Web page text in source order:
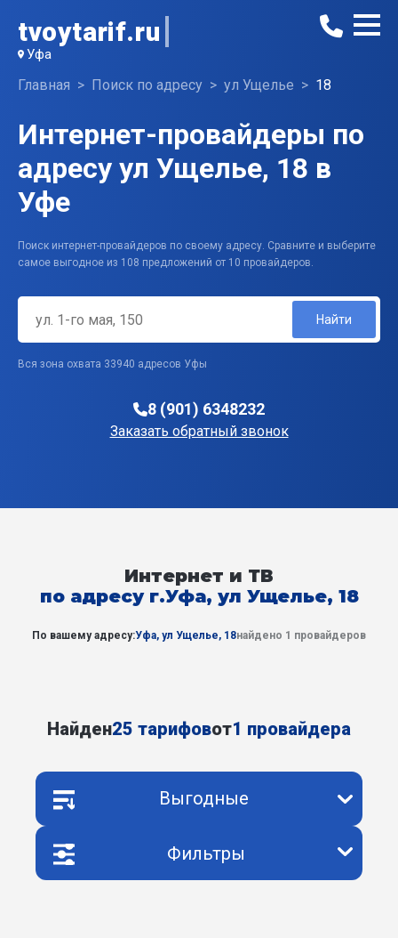
tvoytarif.ru
Уфа
Главная Поиск по адресу ул Ущелье 18
Интернет-провайдеры по
адресу ул Ущелье, 18 в
Уфе
Поиск интернет-провайдеров по своему адресу. Сравните и выберите
самое выгодное из 108 предложений от 10 провайдеров.
Найти
Вся зона охвата 33940 адресов Уфы
8 (901) 6348232
Заказать обратный звонок
Интернет и ТВ
по адресу г.Уфа, ул Ущелье, 18
По вашему адресу:Уфа, ул Ущелье, 18найдено 1 провайдеров
Найден25 тарифовот1 провайдера
Выгодные
Фильтры